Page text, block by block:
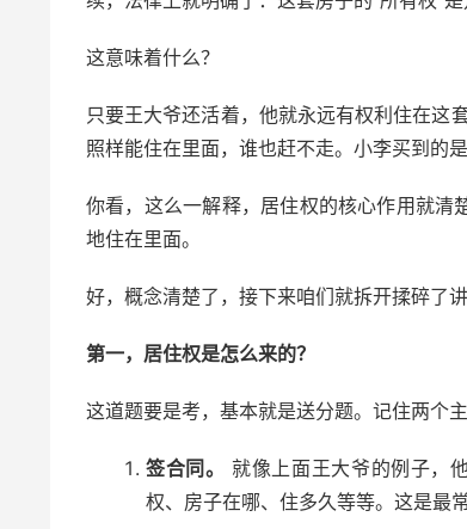
这意味着什么？
只要王大爷还活着，他就永远有权利住在这
照样能住在里面，谁也赶不走。小李买到的
你看，这么一解释，居住权的核心作用就清
地住在里面。
好，概念清楚了，接下来咱们就拆开揉碎了
第一，居住权是怎么来的？
这道题要是考，基本就是送分题。记住两个主
签合同。
就像上面王大爷的例子，
权、房子在哪、住多久等等。这是最